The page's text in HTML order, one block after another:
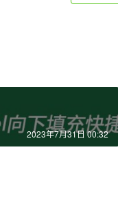
2023年7月31日 00:32